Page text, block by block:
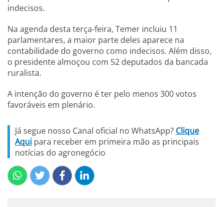
indecisos.
Na agenda desta terça-feira, Temer incluiu 11
parlamentares, a maior parte deles aparece na
contabilidade do governo como indecisos. Além disso,
o presidente almoçou com 52 deputados da bancada
ruralista.
A intenção do governo é ter pelo menos 300 votos
favoráveis em plenário.
Já segue nosso Canal oficial no WhatsApp? Clique
Aqui para receber em primeira mão as principais
notícias do agronegócio